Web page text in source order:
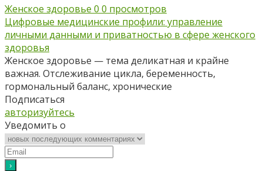
Женское здоровье 0 0 просмотров
Цифровые медицинские профили: управление
личными данными и приватностью в сфере женского
здоровья
Женское здоровье — тема деликатная и крайне
важная. Отслеживание цикла, беременность,
гормональный баланс, хронические
Подписаться
авторизуйтесь
Уведомить о